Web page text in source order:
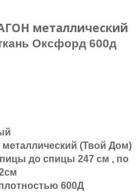
металлический
Оксфорд 600д
(Твой Дом)
до спицы 247 см , по
600Д